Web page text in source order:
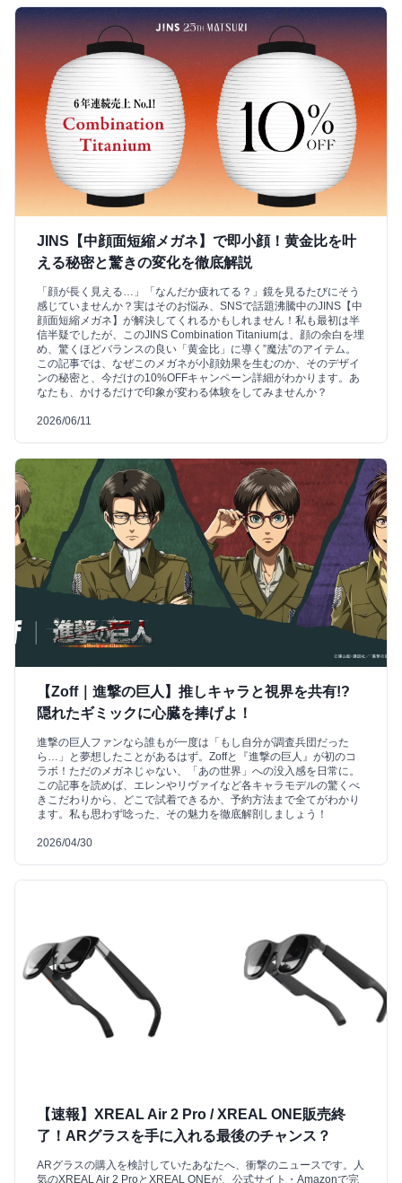
JINS【中顔面短縮メガネ】で即小顔！黄金比を叶
える秘密と驚きの変化を徹底解説
「顔が長く見える…」「なんだか疲れてる？」鏡を見るたびにそう
感じていませんか？実はそのお悩み、SNSで話題沸騰中のJINS【中
顔面短縮メガネ】が解決してくれるかもしれません！私も最初は半
信半疑でしたが、このJINS Combination Titaniumは、顔の余白を埋
め、驚くほどバランスの良い「黄金比」に導く”魔法”のアイテム。
この記事では、なぜこのメガネが小顔効果を生むのか、そのデザイ
ンの秘密と、今だけの10%OFFキャンペーン詳細がわかります。あ
なたも、かけるだけで印象が変わる体験をしてみませんか？
2026/06/11
【Zoff｜進撃の巨人】推しキャラと視界を共有!?
隠れたギミックに心臓を捧げよ！
進撃の巨人ファンなら誰もが一度は「もし自分が調査兵団だった
ら…」と夢想したことがあるはず。Zoffと『進撃の巨人』が初のコ
ラボ！ただのメガネじゃない、「あの世界」への没入感を日常に。
この記事を読めば、エレンやリヴァイなど各キャラモデルの驚くべ
きこだわりから、どこで試着できるか、予約方法まで全てがわかり
ます。私も思わず唸った、その魅力を徹底解剖しましょう！
2026/04/30
【速報】XREAL Air 2 Pro / XREAL ONE販売終
了！ARグラスを手に入れる最後のチャンス？
ARグラスの購入を検討していたあなたへ、衝撃のニュースです。人
気のXREAL Air 2 ProとXREAL ONEが、公式サイト・Amazonで完